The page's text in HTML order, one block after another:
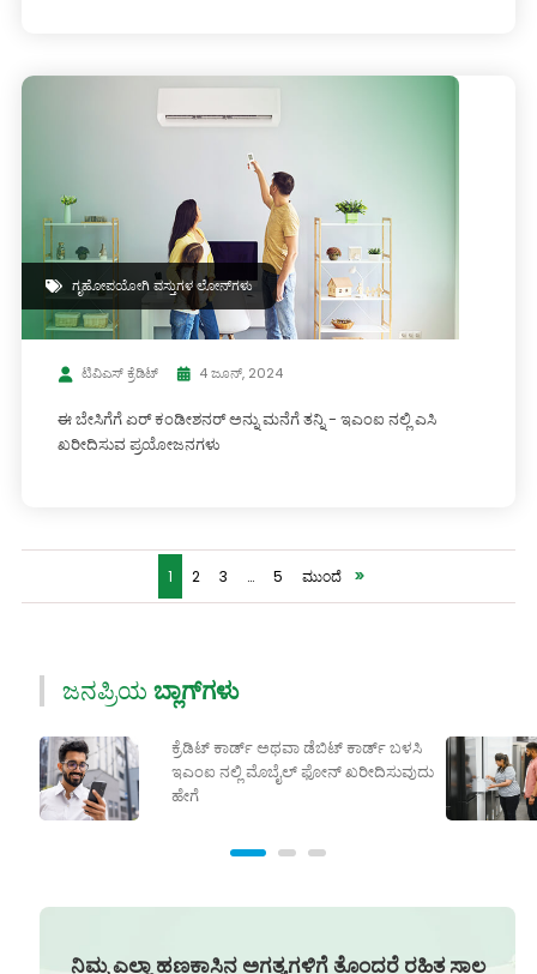
ಗೃಹೋಪಯೋಗಿ ವಸ್ತುಗಳ ಲೋನ್‌ಗಳು
ಟಿವಿಎಸ್ ಕ್ರೆಡಿಟ್ 4 ಜೂನ್, 2024
ಈ ಬೇಸಿಗೆಗೆ ಏರ್ ಕಂಡೀಶನರ್ ಅನ್ನು ಮನೆಗೆ ತನ್ನಿ - ಇಎಂಐ ನಲ್ಲಿ ಎಸಿ
ಖರೀದಿಸುವ ಪ್ರಯೋಜನಗಳು
1 2 3 … 5 ಮುಂದೆ >>
ಜನಪ್ರಿಯ ಬ್ಲಾಗ್‌ಗಳು
ಕ್ರೆಡಿಟ್ ಕಾರ್ಡ್ ಅಥವಾ ಡೆಬಿಟ್ ಕಾರ್ಡ್ ಬಳಸಿ
ಇಎಂಐ ನಲ್ಲಿ ಮೊಬೈಲ್ ಫೋನ್ ಖರೀದಿಸುವುದು
ಹೇಗೆ
ನಿಮ್ಮ ಎಲ್ಲಾ ಹಣಕಾಸಿನ ಅಗತ್ಯಗಳಿಗೆ ತೊಂದರೆ ರಹಿತ ಸಾಲ